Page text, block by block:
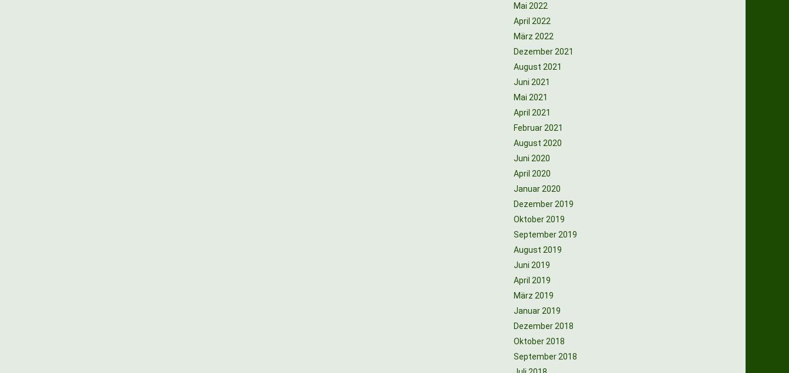
Mai 2022
April 2022
März 2022
Dezember 2021
August 2021
Juni 2021
Mai 2021
April 2021
Februar 2021
August 2020
Juni 2020
April 2020
Januar 2020
Dezember 2019
Oktober 2019
September 2019
August 2019
Juni 2019
April 2019
März 2019
Januar 2019
Dezember 2018
Oktober 2018
September 2018